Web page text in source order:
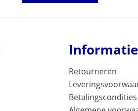
Informatie
Retourneren
Betalingscondities